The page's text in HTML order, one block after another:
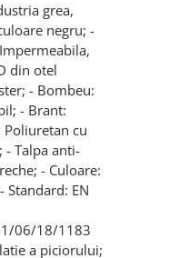
grea,
negru; -
din otel
- Bombeu:
- Brant:
cu
- Talpa anti-
- Culoare:
EN
06/18/1183
a piciorului;